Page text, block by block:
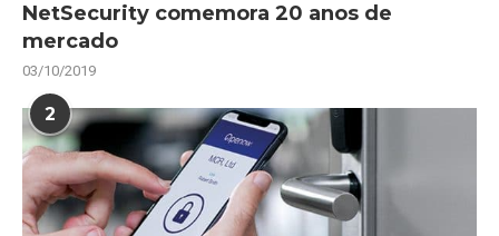
NetSecurity comemora 20 anos de
mercado
03/10/2019
2